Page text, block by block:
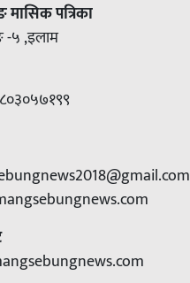
पत्रिका
५ ,इलाम